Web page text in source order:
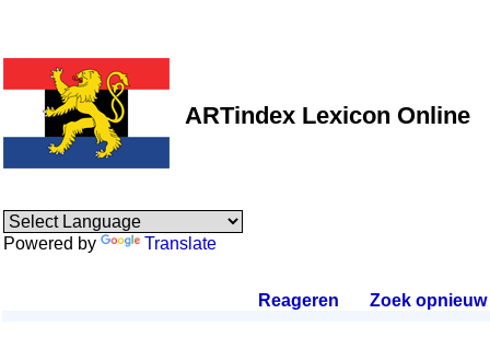
ARTindex Lexicon Online
Powered by Translate
Reageren Zoek opnieuw.